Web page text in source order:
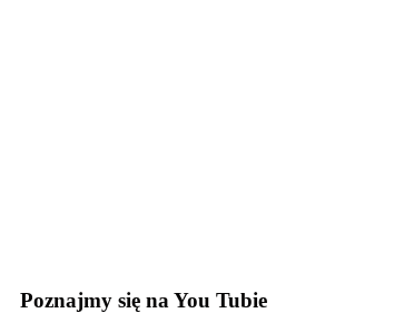
Poznajmy się na You Tubie